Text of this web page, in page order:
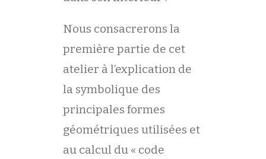
Nous consacrerons la
première partie de cet
atelier à l’explication de
la symbolique des
principales formes
géométriques utilisées et
au calcul du « code